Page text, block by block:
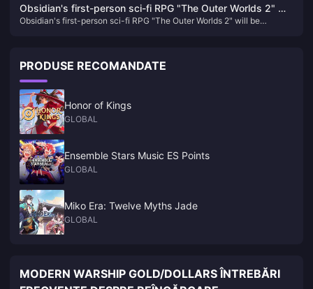
Obsidian's first-person sci-fi RPG "The Outer Worlds 2" will
be released in 2025
Obsidian's first-person sci-fi RPG "The Outer Worlds 2" will be
PRODUSE RECOMANDATE
Honor of Kings
GLOBAL
Ensemble Stars Music ES Points
GLOBAL
Miko Era: Twelve Myths Jade
GLOBAL
MODERN WARSHIP GOLD/DOLLARS ÎNTREBĂRI